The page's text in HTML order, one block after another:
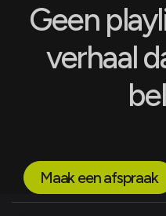
Geen
verhaal
Maak een afspraak